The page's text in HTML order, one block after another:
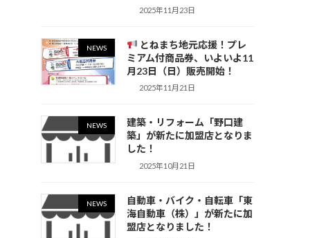
2025年11月23日
NEWS
とねまち地元応援！プレ
ミアム付商品券、いよいよ11
月23日（日）販売開始！
2025年11月21日
NEWS
建築・リフォーム「野口建
築」が新たに加盟店となりま
した！
2025年10月21日
NEWS
自動車・バイク・自転車「東
海自動車（株）」が新たに加
盟店となりました！